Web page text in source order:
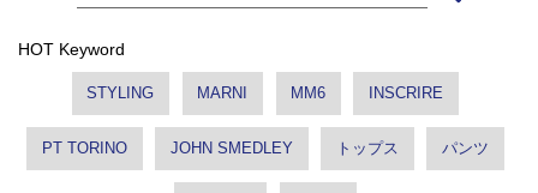
HOT Keyword
STYLING MARNI MM6 INSCRIRE
PT TORINO JOHN SMEDLEY トップス パンツ